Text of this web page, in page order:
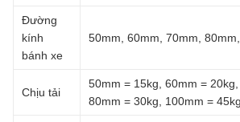
Đường
kính
bánh xe
50mm, 60mm, 70mm,
Chịu tải
50mm = 15kg, 60mm =
80mm = 30kg, 100mm =